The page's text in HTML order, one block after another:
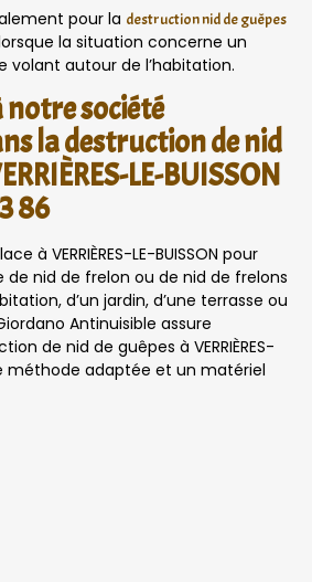
pour la destruction nid de guêpes
la situation concerne un
volant autour de l’habitation.
notre société
la destruction de nid
LE-BUISSON
86
à VERRIÈRES-LE-BUISSON pour
nid de frelon ou de nid de frelons
d’un jardin, d’une terrasse ou
Antinuisible assure
de nid de guêpes à VERRIÈRES-
méthode adaptée et un matériel